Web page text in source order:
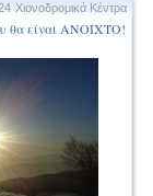
Χιονοδρομικά Κέντρα
θα είναι ΑΝΟΙΧΤΟ!